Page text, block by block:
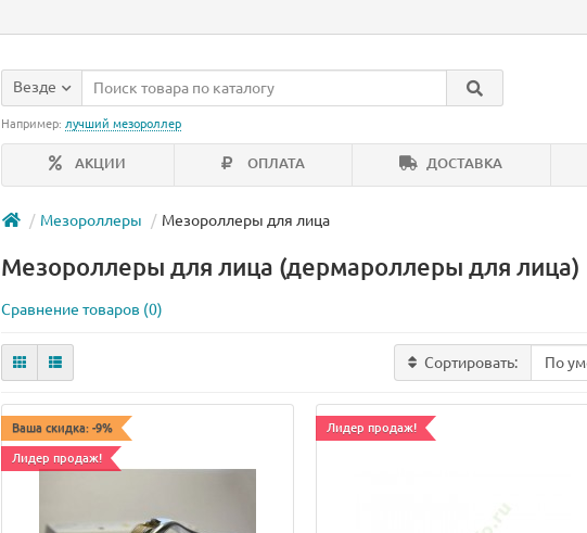
Везде
Например: лучший мезороллер
АКЦИИ ОПЛАТА ДОСТАВКА
Мезороллеры Мезороллеры для лица
Мезороллеры для лица (дермароллеры для лица)
Сравнение товаров (0)
Сортировать:
Ваша скидка: -9%
Лидер продаж!
Лидер продаж!